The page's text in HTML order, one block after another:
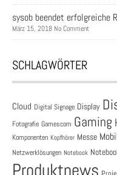
sysob beendet erfolgreiche
März 15, 2018 No Comment
SCHLAGWÖRTER
Cloud Digital Signage Display
Fotografie Gamescom Gaming
Komponenten Kopfhörer Messe
Netzwerklösungen Notebook
Produktnews